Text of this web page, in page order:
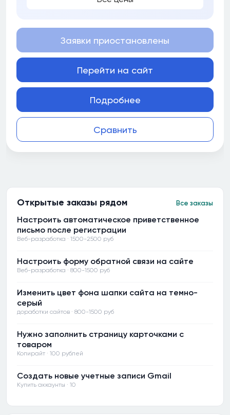
Сравнить
Заявки приостановлены
Перейти на сайт
Подробнее
Открытые заказы рядом Все заказы
Настроить автоматическое приветственное
письмо после регистрации
Веб-разработка · 1500-2500 руб
Настроить форму обратной связи на сайте
Веб-разработка · 800-1500 руб
Изменить цвет фона шапки сайта на темно-
серый
доработки сайтов · 800-1500 руб
Нужно заполнить страницу карточками с
товаром
Копирайт · 100 рублей
Создать новые учетные записи Gmail
Купить аккаунты · 10